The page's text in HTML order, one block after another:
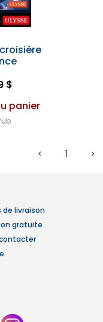
$
panier
1
de livraison
gratuite